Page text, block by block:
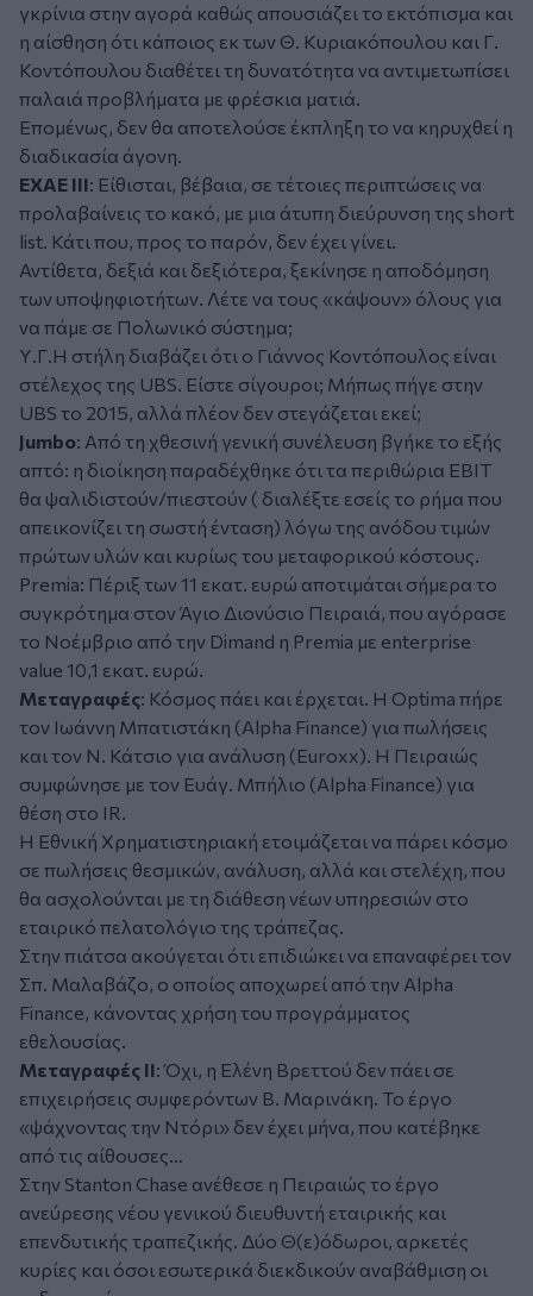
γκρίνια στην αγορά καθώς απουσιάζει το εκτόπισμα και
η αίσθηση ότι κάποιος εκ των Θ. Κυριακόπουλου και Γ.
Κοντόπουλου διαθέτει τη δυνατότητα να αντιμετωπίσει
παλαιά προβλήματα με φρέσκια ματιά.
Επομένως, δεν θα αποτελούσε έκπληξη το να κηρυχθεί η
διαδικασία άγονη.
ΕΧΑΕ III: Είθισται, βέβαια, σε τέτοιες περιπτώσεις να
προλαβαίνεις το κακό, με μια άτυπη διεύρυνση της short
list. Κάτι που, προς το παρόν, δεν έχει γίνει.
Αντίθετα, δεξιά και δεξιότερα, ξεκίνησε η αποδόμηση
των υποψηφιοτήτων. Λέτε να τους «κάψουν» όλους για
να πάμε σε Πολωνικό σύστημα;
Υ.Γ.H στήλη διαβάζει ότι ο Γιάννος Κοντόπουλος είναι
στέλεχος της UBS. Είστε σίγουροι; Μήπως πήγε στην
UBS το 2015, αλλά πλέον δεν στεγάζεται εκεί;
Jumbo: Από τη χθεσινή γενική συνέλευση βγήκε το εξής
απτό: η διοίκηση παραδέχθηκε ότι τα περιθώρια EBIT
θα ψαλιδιστούν/πιεστούν ( διαλέξτε εσείς το ρήμα που
απεικονίζει τη σωστή ένταση) λόγω της ανόδου τιμών
πρώτων υλών και κυρίως του μεταφορικού κόστους.
Premia: Πέριξ των 11 εκατ. ευρώ αποτιμάται σήμερα το
συγκρότημα στον Άγιο Διονύσιο Πειραιά, που αγόρασε
το Νοέμβριο από την Dimand η Premia με enterprise
value 10,1 εκατ. ευρώ.
Μεταγραφές: Κόσμος πάει και έρχεται. H Optima πήρε
τον Ιωάννη Μπατιστάκη (Alpha Finance) για πωλήσεις
και τον N. Κάτσιο για ανάλυση (Euroxx). Η Πειραιώς
συμφώνησε με τον Ευάγ. Μπήλιο (Alpha Finance) για
θέση στο IR.
Η Εθνική Χρηματιστηριακή ετοιμάζεται να πάρει κόσμο
σε πωλήσεις θεσμικών, ανάλυση, αλλά και στελέχη, που
θα ασχολούνται με τη διάθεση νέων υπηρεσιών στο
εταιρικό πελατολόγιο της τράπεζας.
Στην πιάτσα ακούγεται ότι επιδιώκει να επαναφέρει τον
Σπ. Μαλαβάζο, ο οποίος αποχωρεί από την Alpha
Finance, κάνοντας χρήση του προγράμματος
εθελουσίας.
Μεταγραφές ΙΙ: Όχι, η Ελένη Βρεττού δεν πάει σε
επιχειρήσεις συμφερόντων Β. Μαρινάκη. Το έργο
«ψάχνοντας την Ντόρι» δεν έχει μήνα, που κατέβηκε
από τις αίθουσες…
Στην Stanton Chase ανέθεσε η Πειραιώς το έργο
ανεύρεσης νέου γενικού διευθυντή εταιρικής και
επενδυτικής τραπεζικής. Δύο Θ(ε)όδωροι, αρκετές
κυρίες και όσοι εσωτερικά διεκδικούν αναβάθμιση οι